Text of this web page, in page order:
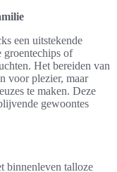
een uitstekende
groentechips of
Het bereiden van
voor plezier, maar
te maken. Deze
gewoontes
binnenleven talloze